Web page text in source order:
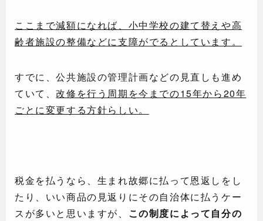
ここまで減額になれば、小中学校の建て替えや高
齢者施設の整備などに支障がでるとしています。
すでに、公共施設の管理計画などの見直しも進め
ていて、改修を行う周期を今までの15年から20年
ごとに変更する方針らしい。
税金を払うなら、生まれ故郷に払って恩返しをし
たり、いい商品の見返りにその自治体に払うケー
スが多いと思いますが、
この制度によって自分の